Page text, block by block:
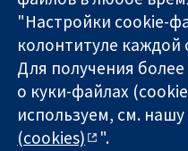
The Cochrane Collaboration
company limited by
England & Wales. VAT
"Настройки cookie-
колонтитуле каждой
Для получения
о куки-файлах
используем, см. нашу
(cookies)
".